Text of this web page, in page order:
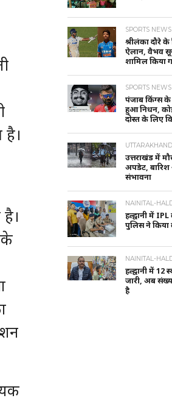
SPORTS NEWS
श्रीलंका दौरे
ऐलान, वैभव
शामिल किया
SPORTS NEWS
पंजाब किंग्स के
हुआ निधन,
दोस्त के लिए
उत्तराखंड में
अपडेट,
संभावना
NAINITAL-
हल्द्वानी में
पुलिस ने किया
NAINITAL-
हल्द्वानी में 12
जारी, अब
है